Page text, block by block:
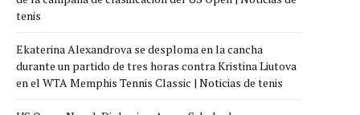
tenis
Ekaterina Alexandrova se desploma en la cancha
durante un partido de tres horas contra Kristina Liutova
en el WTA Memphis Tennis Classic | Noticias de tenis